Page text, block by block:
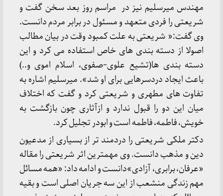
مهندس میرسلیم نیز در مراسم روز بعد سخن گفت و
شریعتی را فردی متعهد و مسئول در برابر مردم دانست.
وی گفت:« شریعتی به علت کمبود وقت در بیان مطالب
اصولا از دسته بندی های خاص استفاده می کرد و این
دسته بندی ها(تشیع علوی-صفوی، اسلام اموی و..)
باعث ایجاد دردسرهایی برای او شد». میرسلیم اشاره به
تفاوت های مطهری و شریعتی کرد و گفت که اختلاف
میان این دو را قبول ندارد و ازآثاری چون بازگشت به
خویش، فاطمه، فاطمه است و ابودر تجلیل کرد.
دکتر ملکی شریعتی را دردمند تر از بسیاری از مدعیون
دین و مذهب دانست. وی مهمترین اثر شریعتی را مقاله
«عرفان، برابری، آزادی»دانست و ادامه داد: «همه مسائل
مهم زندگی منشعب از این سه جریان اصلی است و بقیه